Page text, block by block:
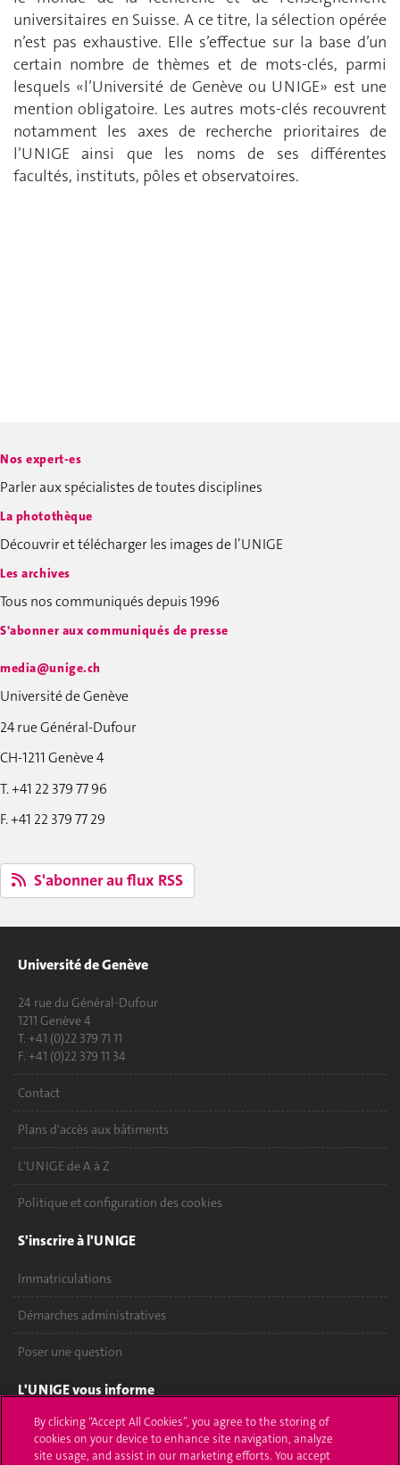
universitaires en Suisse. A ce titre, la sélection opérée
n’est pas exhaustive. Elle s’effectue sur la base d’un
certain nombre de thèmes et de mots-clés, parmi
lesquels «l’Université de Genève ou UNIGE» est une
mention obligatoire. Les autres mots-clés recouvrent
notamment les axes de recherche prioritaires de
l’UNIGE ainsi que les noms de ses différentes
facultés, instituts, pôles et observatoires.
Nos expert-es
Parler aux spécialistes de toutes disciplines
La photothèque
Découvrir et télécharger les images de l’UNIGE
Les archives
Tous nos communiqués depuis 1996
S'abonner aux communiqués de presse
media@unige.ch
Université de Genève
24 rue Général-Dufour
CH-1211 Genève 4
T. +41 22 379 77 96
F. +41 22 379 77 29
S'abonner au flux RSS
Université de Genève
24 rue du Général-Dufour
1211 Genève 4
T. +41 (0)22 379 71 11
F. +41 (0)22 379 11 34
Contact
Plans d'accès aux bâtiments
L'UNIGE de A à Z
Politique et configuration des cookies
S'inscrire à l'UNIGE
Immatriculations
Démarches administratives
Poser une question
L'UNIGE vous informe
UNIGE Mobile
By clicking “Accept All Cookies”, you agree to the storing of
cookies on your device to enhance site navigation, analyze
site usage, and assist in our marketing efforts. You accept